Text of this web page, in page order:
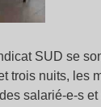
SUD se
trois nuits, les
salarié-e-s